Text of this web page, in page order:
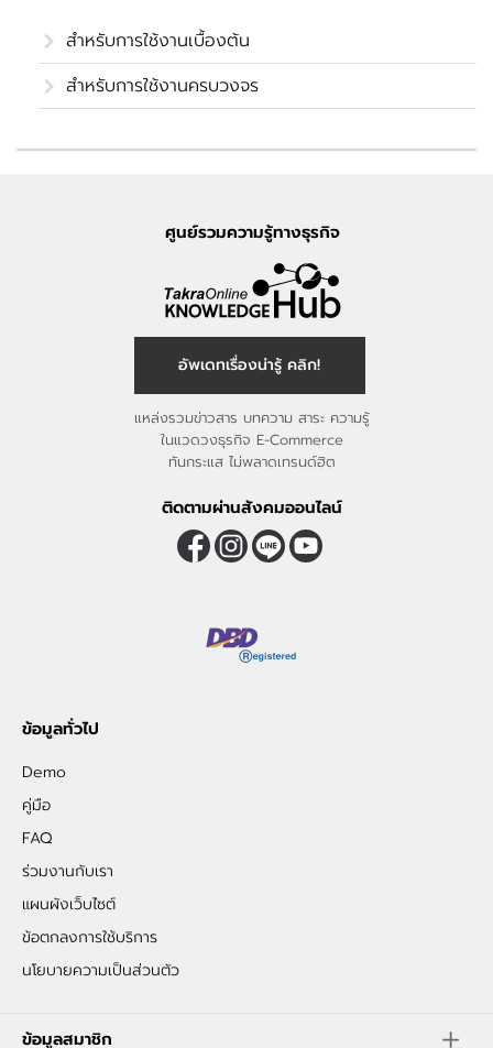
สำหรับการใช้งานเบื้องต้น
สำหรับการใช้งานครบวงจร
ศูนย์รวมความรู้ทางธุรกิจ
อัพเดทเรื่องน่ารู้ คลิก!
แหล่งรวมข่าวสาร บทความ สาระ ความรู้
ในแวดวงธุรกิจ E-Commerce
ทันกระแส ไม่พลาดเทรนด์ฮิต
ติดตามผ่านสังคมออนไลน์
ข้อมูลทั่วไป
Demo
คู่มือ
FAQ
ร่วมงานกับเรา
แผนผังเว็บไซต์
ข้อตกลงการใช้บริการ
นโยบายความเป็นส่วนตัว
ข้อมูลสมาชิก